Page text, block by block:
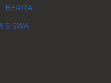
BERITA
SISWA